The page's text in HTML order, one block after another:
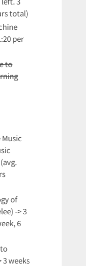
total)
per
to
Music
of
-> 3
6
3 weeks